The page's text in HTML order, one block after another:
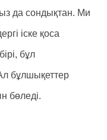
да сондықтан. Ми
іске қоса
бұл
бұлшықеттер
бөледі.